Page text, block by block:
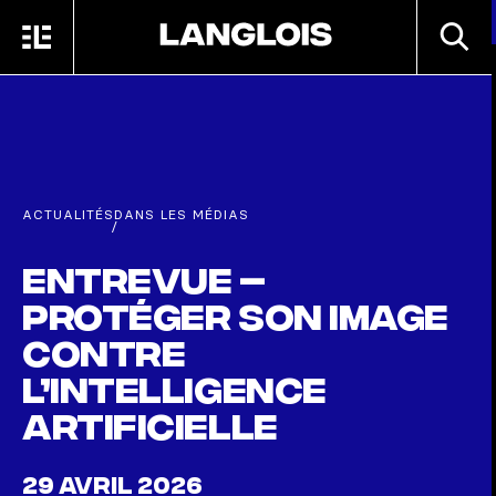
MENU
ACTUALITÉS
/
DANS LES MÉDIAS
Entrevue –
Protéger son image
contre
l’intelligence
artificielle
29 AVRIL 2026